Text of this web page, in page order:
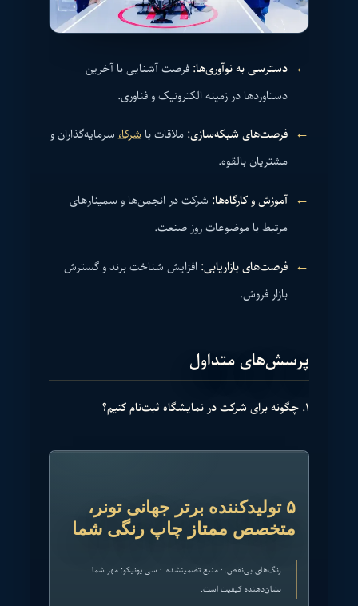
دسترسی به نوآوری‌ها:فرصت آشنایی با آخرین
دستاوردها در زمینه الکترونیک و فناوری.
فرصت‌های شبکه‌سازی:ملاقات باشرکا،سرمایه‌گذاران و
مشتریان بالقوه.
آموزش و کارگاه‌ها: شرکت در انجمن‌ها و سمینارهای
مرتبط با موضوعات روز صنعت.
فرصت‌های بازاریابی: افزایش شناخت برند و گسترش
بازار فروش.
پرسش‌های متداول
۱. چگونه برای شرکت در نمایشگاه ثبت‌نام کنیم؟
۵ تولیدکننده برتر جهانی تونر،
متخصص ممتاز چاپ رنگی شما
رنگ‌های بی‌نقص. · منبع تضمینشده. · سی یونیکو: مهر شما
نشان‌دهنده کیفیت است.